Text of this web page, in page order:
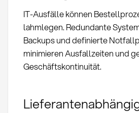
IT-Ausfälle können
lahmlegen. Redundante
Backups und definierte
minimieren Ausfallzeiten und
Geschäftskontinuität.